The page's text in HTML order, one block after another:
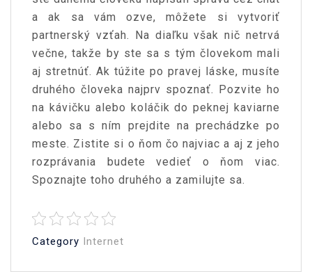
a ak sa vám ozve, môžete si vytvoriť
partnerský vzťah. Na diaľku však nič netrvá
večne, takže by ste sa s tým človekom mali
aj stretnúť. Ak túžite po pravej láske, musíte
druhého človeka najprv spoznať. Pozvite ho
na kávičku alebo koláčik do peknej kaviarne
alebo sa s ním prejdite na prechádzke po
meste. Zistite si o ňom čo najviac a aj z jeho
rozprávania budete vedieť o ňom viac.
Spoznajte toho druhého a zamilujte sa.
Category Internet